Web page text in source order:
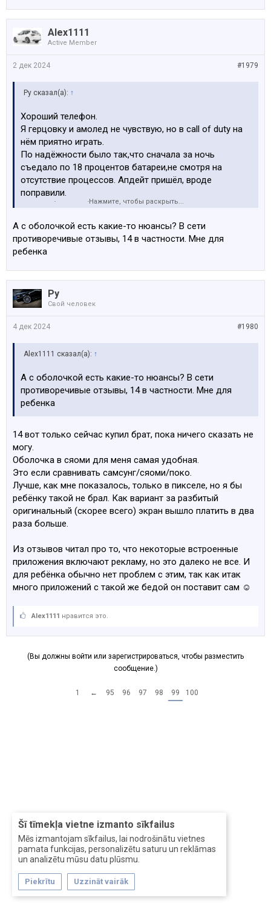
Šī tīmekļa vietne izmanto sīkfailus
Mēs izmantojam sīkfailus, lai nodrošinātu vietnes
pamata funkcijas, personalizētu saturu un reklāmas
un analizētu mūsu datu plūsmu.
Piekrītu Uzzināt vairāk
Alex1111
Active Member
#1979
2 дек 2024
Ру сказал(а): ↑
Хороший телефон.
Я герцовку и амолед не чувствую, но в call of duty на
нём приятно играть.
По надёжности было так,что сначала за ночь
съедало по 18 процентов батареи,не смотря на
отсутствие процессов. Апдейт пришёл, вроде
поправили.
По удобству я бы сказал что лучше чем росо хз и
Да и в общем удобно.
Камера хорошая. Зарядка очень быстрая.
Какие то ещё вопросы? С чем сравниваете?
Нажмите, чтобы раскрыть...
А с оболочкой есть какие-то нюансы? В сети
противоречивые отзывы, 14 в частности. Мне для
ребенка
Ру
Свой человек
#1980
4 дек 2024
Alex1111 сказал(а): ↑
А с оболочкой есть какие-то нюансы? В сети
противоречивые отзывы, 14 в частности. Мне для
ребенка
14 вот только сейчас купил брат, пока ничего сказать не
могу.
Оболочка в сяоми для меня самая удобная.
Это если сравнивать самсунг/сяоми/поко.
Лучше, как мне показалось, только в пикселе, но я бы
ребёнку такой не брал. Как вариант за разбитый
оригинальный (скорее всего) экран вышло платить в два
раза больше.
Из отзывов читал про то, что некоторые встроенные
приложения включают рекламу, но это далеко не все. И
для ребёнка обычно нет проблем с этим, так как итак
много приложений с такой же бедой он поставит сам ☺️
Alex1111 нравится это.
(Вы должны войти или зарегистрироваться, чтобы разместить
сообщение.)
1 ← 95 96 97 98 99 100